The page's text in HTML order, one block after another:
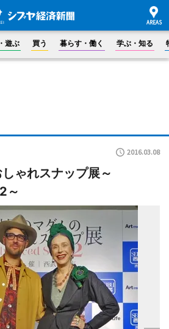
遊ぶ 買う 暮らす・働く 学ぶ・知る
2016.03.08
ゃれスナップ展～
～